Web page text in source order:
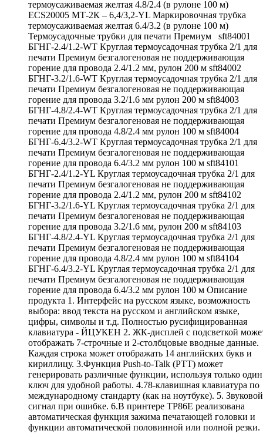
термоусаживаемая желтая 4.8/2.4 (в рулоне 100 м)
ECS20005 МТ-2К – 6,4/3,2-YL Маркировочная трубка
термоусаживаемая желтая 6.4/3.2 (в рулоне 100 м)
Термоусадочные трубки для печати Премиум sft84001
БГНГ-2.4/1.2-WT Круглая термоусадочная трубка 2/1 для
печати Премиум безгалогеновая не поддерживающая
горение для провода 2.4/1.2 мм, рулон 200 м sft84002
БГНГ-3.2/1.6-WT Круглая термоусадочная трубка 2/1 для
печати Премиум безгалогеновая не поддерживающая
горение для провода 3.2/1.6 мм рулон 200 м sft84003
БГНГ-4.8/2.4-WT Круглая термоусадочная трубка 2/1 для
печати Премиум безгалогеновая не поддерживающая
горение для провода 4.8/2.4 мм рулон 100 м sft84004
БГНГ-6.4/3.2-WT Круглая термоусадочная трубка 2/1 для
печати Премиум безгалогеновая не поддерживающая
горение для провода 6.4/3.2 мм рулон 100 м sft84101
БГНГ-2.4/1.2-YL Круглая термоусадочная трубка 2/1 для
печати Премиум безгалогеновая не поддерживающая
горение для провода 2.4/1.2 мм, рулон 200 м sft84102
БГНГ-3.2/1.6-YL Круглая термоусадочная трубка 2/1 для
печати Премиум безгалогеновая не поддерживающая
горение для провода 3.2/1.6 мм, рулон 200 м sft84103
БГНГ-4.8/2.4-YL Круглая термоусадочная трубка 2/1 для
печати Премиум безгалогеновая не поддерживающая
горение для провода 4.8/2.4 мм рулон 100 м sft84104
БГНГ-6.4/3.2-YL Круглая термоусадочная трубка 2/1 для
печати Премиум безгалогеновая не поддерживающая
горение для провода 6.4/3.2 мм рулон 100 м Описание
продукта 1. Интерфейс на русском языке, возможность
выбора: ввод текста на русском и английском языке,
цифры, символы и т.д. Полностью русифицированная
клавиатура - ЙЦУКЕН 2. ЖК-дисплей с подсветкой
отображать 7-строчные и 2-столбцовые вводные данные.
Каждая строка может отображать 14 английских букв и
кириллицу. 3.Функция Push-to-Talk (PTT) может
генерировать различные функции, используя только один
ключ для удобной работы. 4.78-клавишная клавиатура по
международному стандарту (как на ноутбуке). 5. Звуковой
сигнал при ошибке. 6.В принтере TP86E реализована
автоматическая функция зажима печатающей головки и
функции автоматической половинной или полной резки.